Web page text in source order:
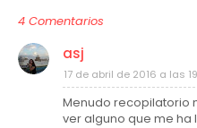
4 Comentarios
asj
17 de abril de 2016 a las
Menudo recopilatorio
ver alguno que me